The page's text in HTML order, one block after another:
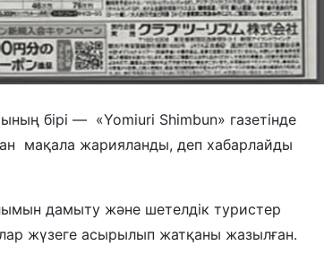
бірі — «Yomiuri Shimbun» газетінде
мақала жарияланды, деп хабарлайды
дамыту және шетелдік туристер
жүзеге асырылып жатқаны жазылған.